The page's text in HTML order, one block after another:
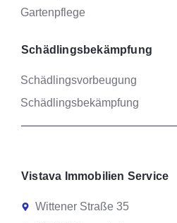
Gartenpflege
Schädlingsbekämpfung
Schädlingsvorbeugung
Schädlingsbekämpfung
Vistava Immobilien Service
Wittener Straße 35